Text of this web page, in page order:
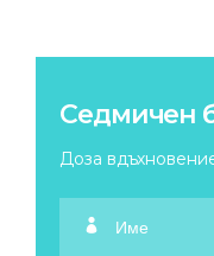
Седмичен
Доза